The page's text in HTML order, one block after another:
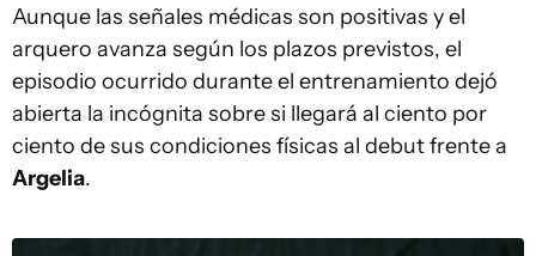
Aunque las señales médicas son positivas y el
arquero avanza según los plazos previstos, el
episodio ocurrido durante el entrenamiento dejó
abierta la incógnita sobre si llegará al ciento por
ciento de sus condiciones físicas al debut frente a
Argelia.